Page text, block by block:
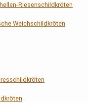
Riesenschildkröten
Weichschildkröten